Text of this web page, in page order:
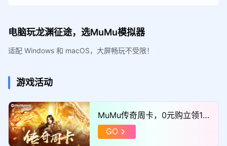
电脑玩龙渊征途，选MuMu模拟器
适配 Windows 和 macOS，大屏畅玩不受限！
游戏活动
MuMu传奇周卡，0元购立领11
52满减券！
GO